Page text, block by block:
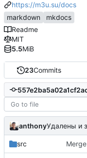
23Commits
anthony
src
https://m3u.su/docs
markdown
mkdocs
Readme
MIT
5.5MiB